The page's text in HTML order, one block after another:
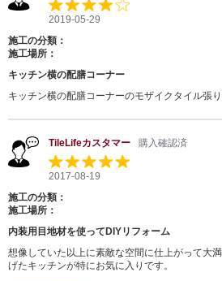
2019-05-29
施工の分類：
施工場所：
キッチン横の配膳コーナー
キッチン横の配膳コーナーのモザイクタイル張り
TileLifeカスタマー 購入確認済
2017-08-19
施工の分類：
施工場所：
内装用目地材を使ってDIYリフォーム
想像していた以上に素敵な空間に仕上がって大
げたキッチンが特にお気に入りです。